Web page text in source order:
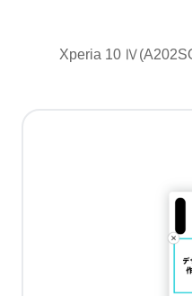
Xperia 10